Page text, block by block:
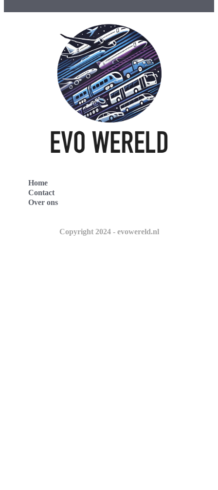
Home
Contact
Over ons
Copyright 2024 - evowereld.nl